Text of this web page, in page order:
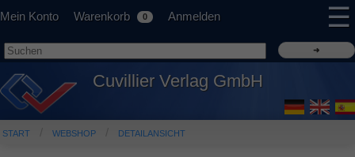
Mein Konto Warenkorb 0 Anmelden ☰
Cuvillier Verlag GmbH
START WEBSHOP DETAILANSICHT